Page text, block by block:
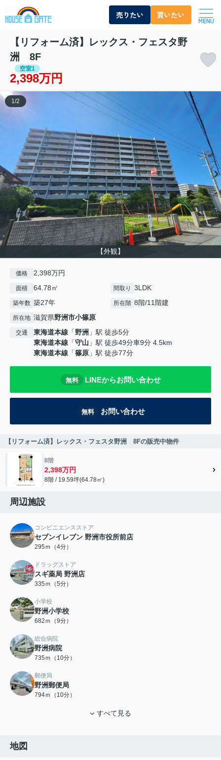
売りたい 買いたい
MENU
【リフォーム済】レックス・フェスタ野
洲 8F
空室1
2,398万円
【外観】
1 /2
価格 2,398万円
面積 64.78㎡ 間取り 3LDK
築年数 築27年 所在階 8階/11階建
所在地 滋賀県野洲市小篠原
交通 東海道本線 「野洲 」駅 徒歩5分
東海道本線 「守山 」駅 徒歩49分車9分 4.5km
東海道本線 「篠原 」駅 徒歩77分
無料 LINEからお問い合わせ
無料 お問い合わせ
【リフォーム済】レックス・フェスタ野洲 8Fの販売中物件
8階
2,398万円
8階 / 19.59坪(64.78㎡)
周辺施設
コンビニエンスストア
セブンイレブン 野洲市役所前店
295ｍ（4分）
ドラッグストア
スギ薬局 野洲店
335ｍ（5分）
小学校
野洲小学校
682ｍ（9分）
総合病院
野洲病院
735ｍ（10分）
郵便局
野洲郵便局
794ｍ（10分）
すべて見る
地図